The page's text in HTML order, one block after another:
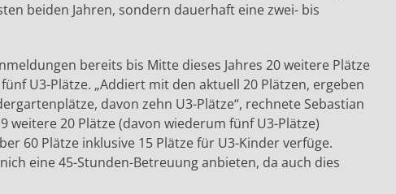
beiden Jahren, sondern dauerhaft eine zwei- bis
bereits bis Mitte dieses Jahres 20 weitere Plätze
U3-Plätze. „Addiert mit den aktuell 20 Plätzen, ergeben
davon zehn U3-Plätze“, rechnete Sebastian
weitere 20 Plätze (davon wiederum fünf U3-Plätze)
60 Plätze inklusive 15 Plätze für U3-Kinder verfüge.
eine 45-Stunden-Betreuung anbieten, da auch dies